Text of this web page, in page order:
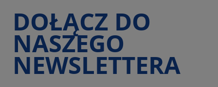
DOŁĄCZ DO
NASZEGO
NEWSLETTERA